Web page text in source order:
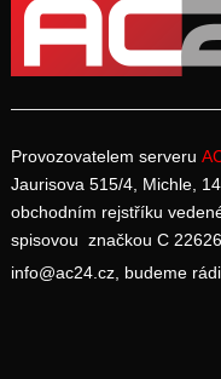
Provozovatelem serveru
Jaurisova 515/4, Michle,
obchodním rejstříku
spisovou značkou C
info@ac24.cz, budeme